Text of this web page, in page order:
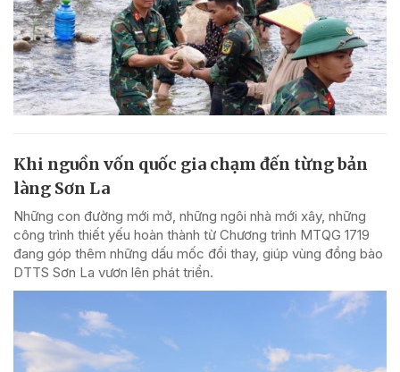
Khi nguồn vốn quốc gia chạm đến từng bản
làng Sơn La
Những con đường mới mở, những ngôi nhà mới xây, những
công trình thiết yếu hoàn thành từ Chương trình MTQG 1719
đang góp thêm những dấu mốc đổi thay, giúp vùng đồng bào
DTTS Sơn La vươn lên phát triển.